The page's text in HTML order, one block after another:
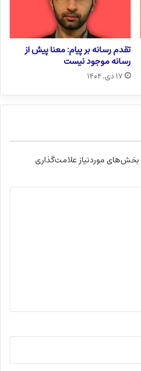
تقدم رسانه بر پیام: معنا پیش از
رسانه موجود نیست
۱۷ دی, ۱۴۰۴
بخش‌های موردنیاز علامت‌گذاری